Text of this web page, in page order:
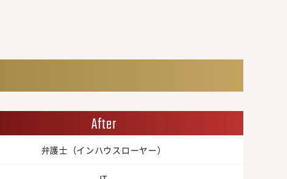
弁護士（インハウスローヤー）